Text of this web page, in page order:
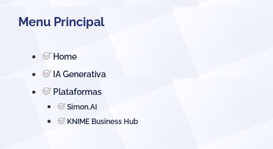
Menu Principal
Home
IA Generativa
Plataformas
Simon.AI
KNIME Business Hub